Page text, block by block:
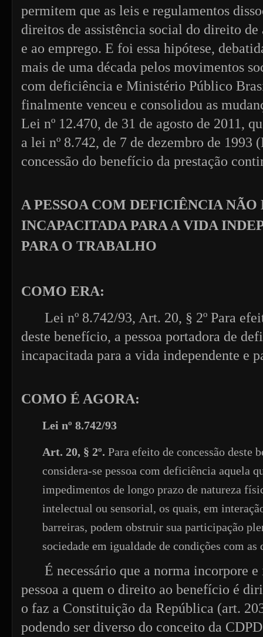
permitem que as leis e regulamentos
direitos de assistência social do direito de
e ao emprego. E foi essa hipótese,
mais de uma década pelos movimentos
com deficiência e Ministério Público
finalmente venceu e consolidou as
Lei nº 12.470, de 31 de agosto de 2011,
a lei nº 8.742, de 7 de dezembro de 1993
concessão do benefício da prestação
A PESSOA COM DEFICIÊNCIA
INCAPACITADA PARA A VIDA
PARA O TRABALHO
COMO ERA:
Lei nº 8.742/93, Art. 20, § 2º Para
deste benefício, a pessoa portadora de
incapacitada para a vida independente e
COMO É AGORA:
Lei nº 8.742/93
Art. 20, § 2º. Para efeito de concessão deste
considera-se pessoa com deficiência aquela
impedimentos de longo prazo de natureza
intelectual ou sensorial, os quais, em
barreiras, podem obstruir sua participação
sociedade em igualdade de condições com as
É necessário que a norma incorpore
pessoa a quem o direito ao benefício é
o faz a Constituição da República (art.
podendo ser diverso do conceito da